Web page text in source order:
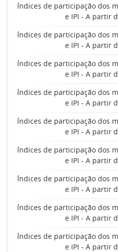
Índices de participação dos
e IPI - A partir
Índices de participação dos
e IPI - A partir
Índices de participação dos
e IPI - A partir
Índices de participação dos
e IPI - A partir
Índices de participação dos
e IPI - A partir
Índices de participação dos
e IPI - A partir
Índices de participação dos
e IPI - A partir
Índices de participação dos
e IPI - A partir
Índices de participação dos
e IPI - A partir